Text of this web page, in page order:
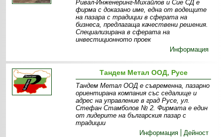
Ривал-Инженеринг-Михайлов и Сие СД е
фирма с доказано име, една от водещите
на пазара с традиции в сферата на
бизнеса, предлагаща качествени решения.
Специализирана в сферата на
инвестиционното проек
Информация
Тандем Метал ООД, Русе
Тандем Метал ООД е съвременна, пазарно
ориентирана компания със седалище и
адрес на управление в град Русе, ул.
Стефан Стамболов № 2. Фирмата е един
от лидерите на българския пазар с
традиции
Информация
Дейност